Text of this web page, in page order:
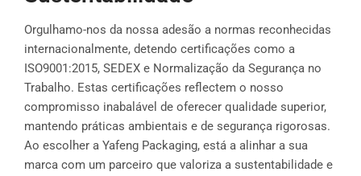
Orgulhamo-nos da nossa adesão a normas reconhecidas
internacionalmente, detendo certificações como a
ISO9001:2015, SEDEX e Normalização da Segurança no
Trabalho. Estas certificações reflectem o nosso
compromisso inabalável de oferecer qualidade superior,
mantendo práticas ambientais e de segurança rigorosas.
Ao escolher a Yafeng Packaging, está a alinhar a sua
marca com um parceiro que valoriza a sustentabilidade e